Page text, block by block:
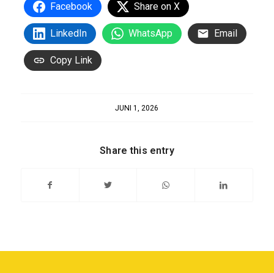
Facebook Share on X
LinkedIn WhatsApp Email
Copy Link
JUNI 1, 2026
Share this entry